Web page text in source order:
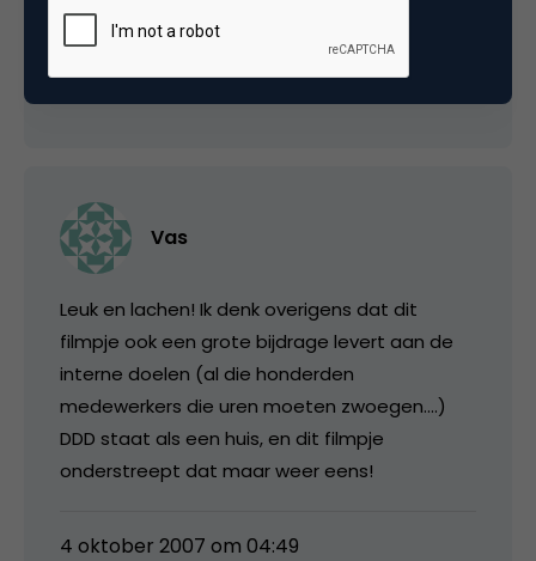
zenders bij alle filialen ?
Vas
Leuk en lachen! Ik denk overigens dat dit
filmpje ook een grote bijdrage levert aan de
interne doelen (al die honderden
medewerkers die uren moeten zwoegen….)
DDD staat als een huis, en dit filmpje
onderstreept dat maar weer eens!
4 oktober 2007 om 04:49